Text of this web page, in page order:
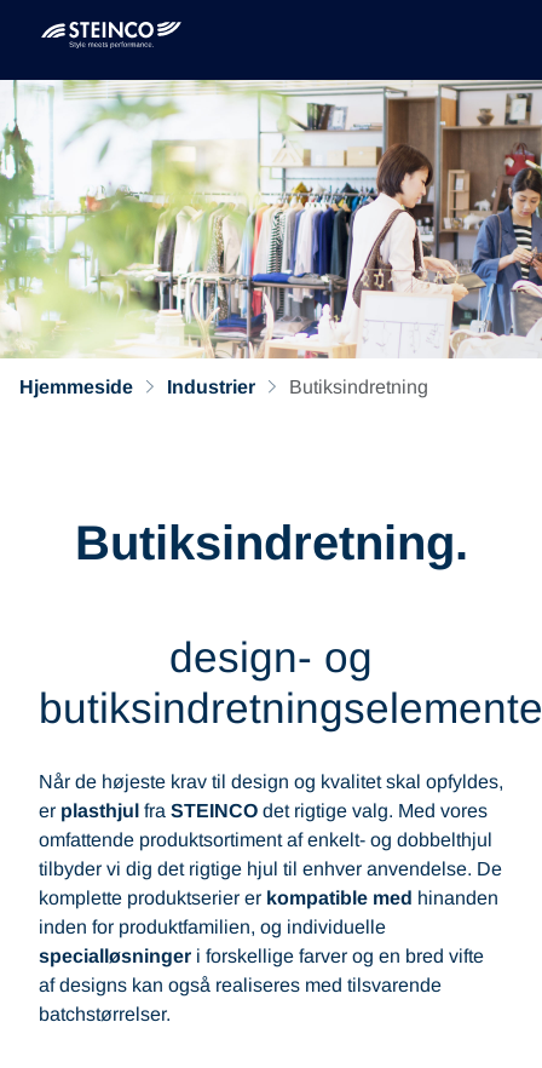
Hjemmeside Industrier Butiksindretning
Butiksindretning.
design- og
Når de højeste krav til design og kvalitet skal opfyldes,
er plasthjul fra STEINCO det rigtige valg. Med vores
omfattende produktsortiment af enkelt- og dobbelthjul
tilbyder vi dig det rigtige hjul til enhver anvendelse. De
komplette produktserier er kompatible med hinanden
inden for produktfamilien, og individuelle
specialløsninger i forskellige farver og en bred vifte
af designs kan også realiseres med tilsvarende
batchstørrelser.